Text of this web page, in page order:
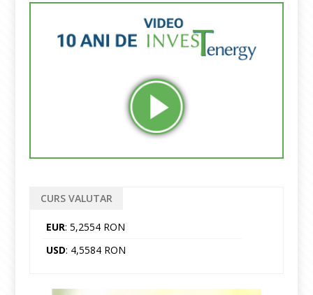
CURS VALUTAR
EUR: 5,2554 RON
USD: 4,5584 RON